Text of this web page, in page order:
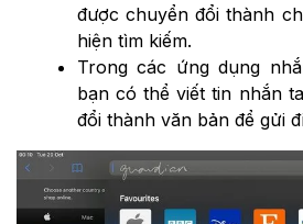
được chuyển đổi thành
hiện tìm kiếm.
Trong các ứng dụng
bạn có thể viết tin nhắn
đổi thành văn bản để gửi